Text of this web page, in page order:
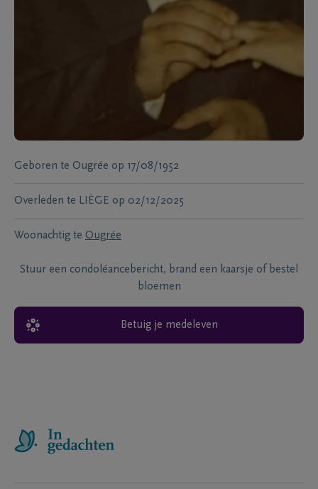
Geboren te Ougrée op 17/08/1952
Overleden te LIÈGE op 02/12/2025
Woonachtig te Ougrée
Stuur een condoléancebericht, brand een kaarsje of bestel
bloemen
Betuig je medeleven